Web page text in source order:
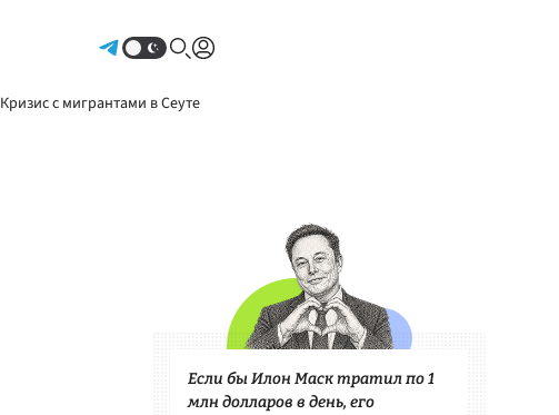
Кризис с мигрантами в Сеуте
Если бы Илон Маск тратил по 1
млн долларов в день, его